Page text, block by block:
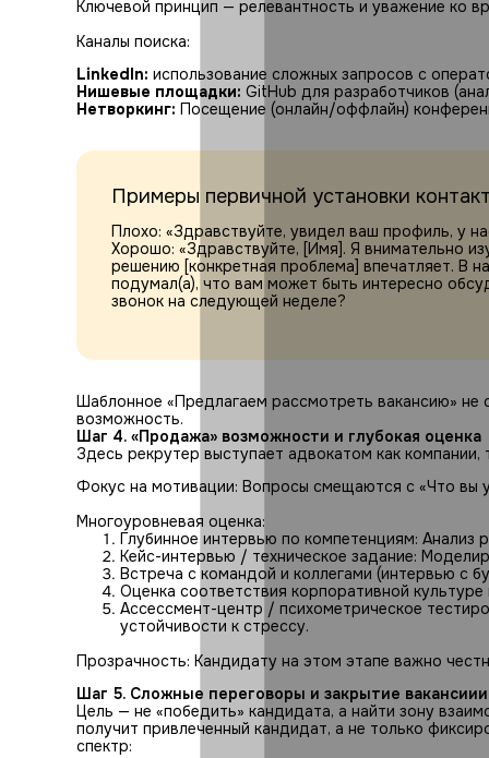
Ключевой принцип — релевантность и уважение ко
Каналы поиска:
LinkedIn: использование сложных запросов с
Нишевые площадки: GitHub для разработчиков
Нетворкинг: Посещение (онлайн/оффлайн)
Примеры первичной установки
Плохо: «Здравствуйте, увидел ваш профиль, у
Хорошо: «Здравствуйте, [Имя]. Я внимательно
решению [конкретная проблема] впечатляет. В
подумал(а), что вам может быть интересно
звонок на следующей неделе?
Шаблонное «Предлагаем рассмотреть вакансию» не
возможность.
Шаг 4. «Продажа» возможности и глубокая оценка
Здесь рекрутер выступает адвокатом как компании,
Фокус на мотивации: Вопросы смещаются с «Что вы
Многоуровневая оценка:
Глубинное интервью по компетенциям: Анализ
Кейс-интервью / техническое задание:
Встреча с командой и коллегами (интервью с
Оценка соответствия корпоративной
Ассессмент-центр / психометрическое
устойчивости к стрессу.
Прозрачность: Кандидату на этом этапе важно
Шаг 5. Сложные переговоры и закрытие вакансиии
Цель — не «победить» кандидата, а найти зону
получит привлеченный кандидат, а не только
спектр: